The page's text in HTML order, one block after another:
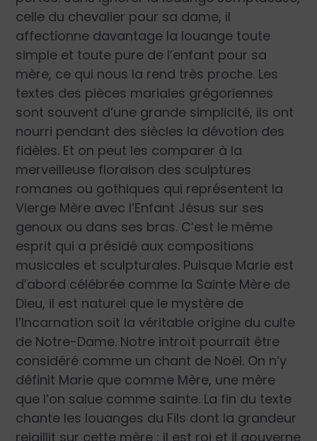
celle du chevalier pour sa dame, il
affectionne davantage la louange toute
simple et toute pure de l’enfant pour sa
mère, ce qui nous la rend très proche. Les
textes des pièces mariales grégoriennes
sont souvent d’une grande simplicité, ils ont
nourri pendant des siècles la dévotion des
fidèles. Et on peut les comparer à la
merveilleuse floraison des sculptures
romanes ou gothiques qui représentent la
Vierge Mère avec l’Enfant Jésus sur ses
genoux ou dans ses bras. C’est le même
esprit qui a présidé aux compositions
musicales et sculpturales. Puisque Marie est
d’abord célébrée comme la Sainte Mère de
Dieu, il est naturel que le mystère de
l’Incarnation soit la véritable origine du culte
de Notre-Dame. Notre introït pourrait être
considéré comme un chant de Noël. On n’y
définit Marie que comme Mère, une mère
que l’on salue comme sainte. La fin du texte
chante les louanges du Fils dont la grandeur
rejaillit sur cette mère : il est roi et il gouverne